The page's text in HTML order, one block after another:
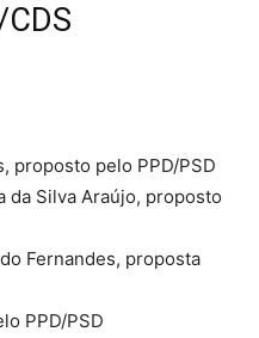
proposto pelo PPD/PSD
da Silva Araújo, proposto
Fernandes, proposta
PPD/PSD